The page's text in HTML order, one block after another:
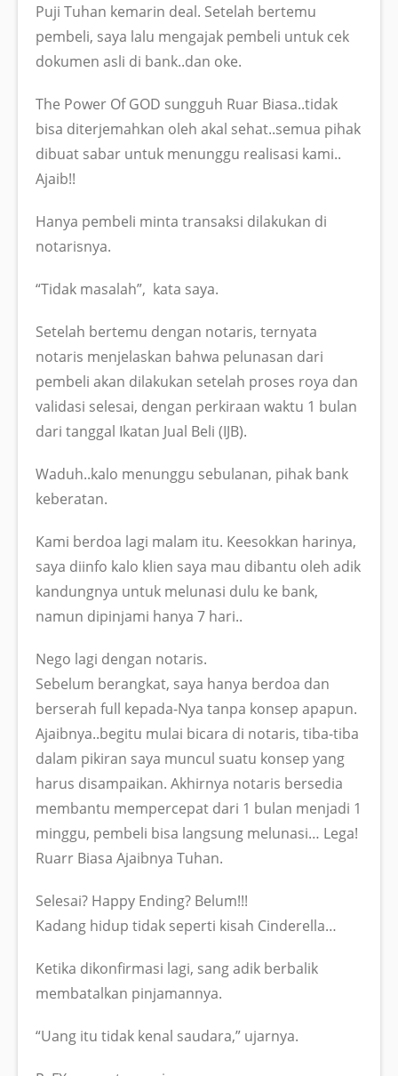
Puji Tuhan kemarin deal. Setelah bertemu
pembeli, saya lalu mengajak pembeli untuk cek
dokumen asli di bank..dan oke.
The Power Of GOD sungguh Ruar Biasa..tidak
bisa diterjemahkan oleh akal sehat..semua pihak
dibuat sabar untuk menunggu realisasi kami..
Ajaib!!
Hanya pembeli minta transaksi dilakukan di
notarisnya.
“Tidak masalah”, kata saya.
Setelah bertemu dengan notaris, ternyata
notaris menjelaskan bahwa pelunasan dari
pembeli akan dilakukan setelah proses roya dan
validasi selesai, dengan perkiraan waktu 1 bulan
dari tanggal Ikatan Jual Beli (IJB).
Waduh..kalo menunggu sebulanan, pihak bank
keberatan.
Kami berdoa lagi malam itu. Keesokkan harinya,
saya diinfo kalo klien saya mau dibantu oleh adik
kandungnya untuk melunasi dulu ke bank,
namun dipinjami hanya 7 hari..
Nego lagi dengan notaris.
Sebelum berangkat, saya hanya berdoa dan
berserah full kepada-Nya tanpa konsep apapun.
Ajaibnya..begitu mulai bicara di notaris, tiba-tiba
dalam pikiran saya muncul suatu konsep yang
harus disampaikan. Akhirnya notaris bersedia
membantu mempercepat dari 1 bulan menjadi 1
minggu, pembeli bisa langsung melunasi… Lega!
Ruarr Biasa Ajaibnya Tuhan.
Selesai? Happy Ending? Belum!!!
Kadang hidup tidak seperti kisah Cinderella…
Ketika dikonfirmasi lagi, sang adik berbalik
membatalkan pinjamannya.
“Uang itu tidak kenal saudara,” ujarnya.